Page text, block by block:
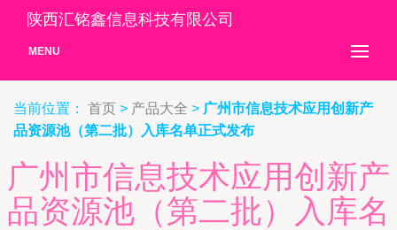
陕西汇铭鑫信息科技有限公司
MENU
当前位置： 首页 > 产品大全 > 广州市信息技术应用创新产
品资源池（第二批）入库名单正式发布
广州市信息技术应用创新产
品资源池（第二批）入库名